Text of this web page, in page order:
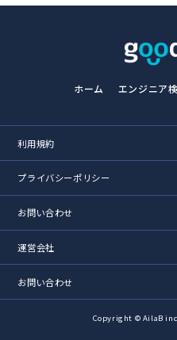
ホーム エンジニア
利用規約
プライバシーポリシー
お問い合わせ
運営会社
お問い合わせ
Copyright © AilaB